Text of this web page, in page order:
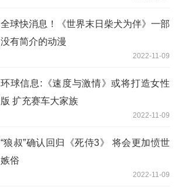
全球快消息！《世界末日柴犬为伴》一部
没有简介的动漫
2022-11-09
环球信息:《速度与激情》或将打造女性
版 扩充赛车大家族
2022-11-09
“狼叔”确认回归《死侍3》 将会更加愤世
嫉俗
2022-11-09